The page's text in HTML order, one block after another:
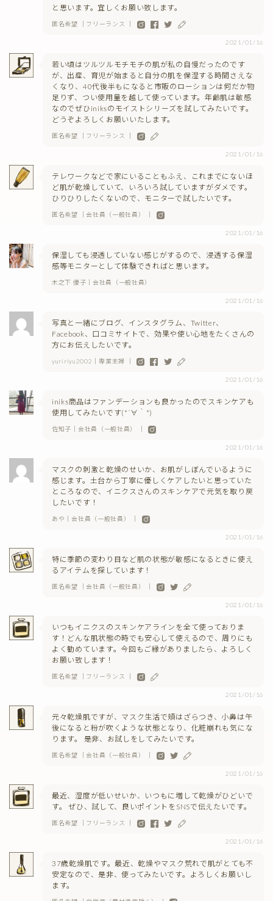
と思います。宜しくお願い致します。
匿名希望 ｜フリーランス ｜
2021/01/16
若い頃はツルツルモチモチの肌が私の自慢だったのです
が、出産、育児が始まると自分の肌を保湿する時間さえな
くなり、40代後半もになると市販のローションは何だか物
足りず、つい使用量を越して使っています。年齢肌は敏感
なのでぜひiniksのモイストシリーズを試してみたいです。
どうぞよろしくお願いいたします。
匿名希望 ｜フリーランス ｜
2021/01/16
テレワークなどで家にいることもふえ、これまでにないほ
ど肌が乾燥していて、いろいろ試していますがダメです。
ひりひりしたくないので、モニターで試したいです。
匿名希望 ｜会社員（一般社員） ｜
2021/01/16
保湿しても浸透していない感じがするので、浸透する保湿
感等モニターとして体験できればと思います。
木之下 優子｜会社員（一般社員）
2021/01/16
写真と一緒にブログ、インスタグラム、Twitter、
Facebook、口コミサイトで、効果や使い心地をたくさんの
方にお伝えしたいです。
yuririyu2002｜専業主婦 ｜
2021/01/16
iniks商品はファンデーションも良かったのでスキンケアも
使用してみたいです(*´∀｀*)
佐知子｜会社員（一般社員） ｜
2021/01/16
マスクの刺激と乾燥のせいか、お肌がしぼんでいるように
感じます。土台から丁寧に優しくケアしたいと思っていた
ところなので、イニクスさんのスキンケアで元気を取り戻
したいです！
あや｜会社員（一般社員） ｜
2021/01/16
特に季節の変わり目など肌の状態が敏感になるときに使え
るアイテムを探しています！
匿名希望 ｜会社員（一般社員） ｜
2021/01/16
いつもイニクスのスキンケアラインを全て使っておりま
す！どんな肌状態の時でも安心して使えるので、周りにも
よく勧めています。今回もご縁がありましたら、よろしく
お願い致します！
匿名希望 ｜フリーランス ｜
2021/01/16
元々乾燥肌ですが、マスク生活で頬はざらつき、小鼻は午
後になると粉が吹くような状態となり、化粧崩れも気にな
ります。 是非、お試しをしてみたいです。
匿名希望 ｜会社員（一般社員） ｜
2021/01/16
最近、湿度が低いせいか、いつもに増して乾燥がひどいで
す。 ぜひ、試して、良いポイントをSNSで伝えたいです。
匿名希望 ｜フリーランス ｜
2021/01/16
37歳乾燥肌です。最近、乾燥やマスク荒れで肌がとても不
安定なので、是非、使ってみたいです。よろしくお願いし
ます。